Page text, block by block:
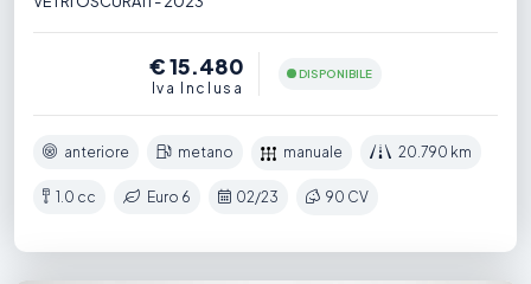
anteriore metano manuale 20.790 km
1.0 cc Euro 6 02/23 90 CV
€ 15.480
Iva Inclusa
DISPONIBILE